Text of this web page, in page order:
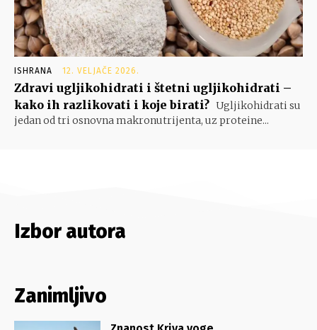
ISHRANA 12. VELJAČE 2026.
Zdravi ugljikohidrati i štetni ugljikohidrati –
kako ih razlikovati i koje birati? Ugljikohidrati su
jedan od tri osnovna makronutrijenta, uz proteine...
Izbor autora
Zanimljivo